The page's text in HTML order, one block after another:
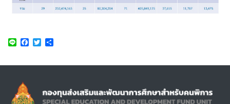
Line Facebook
Twitter
Image